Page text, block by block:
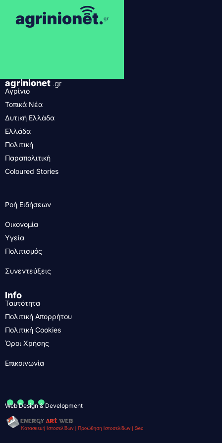
agrinionet .gr
Αγρίνιο
Τοπικά Νέα
Δυτική Ελλάδα
Ελλάδα
Πολιτική
Παραπολιτική
Coloured Stories
Ροή Ειδήσεων
Οικονομία
Υγεία
Πολιτισμός
Συνεντεύξεις
Info
Ταυτότητα
Πολιτική Απορρήτου
Πολιτική Cookies
Όροι Χρήσης
Επικοινωνία
....
Web Design & Development